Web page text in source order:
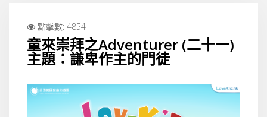
點擊數: 4854
童來崇拜之Adventurer (二十一)
主題：謙卑作主的門徒